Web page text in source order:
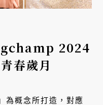
2024
春歲月
概念所打造，對應